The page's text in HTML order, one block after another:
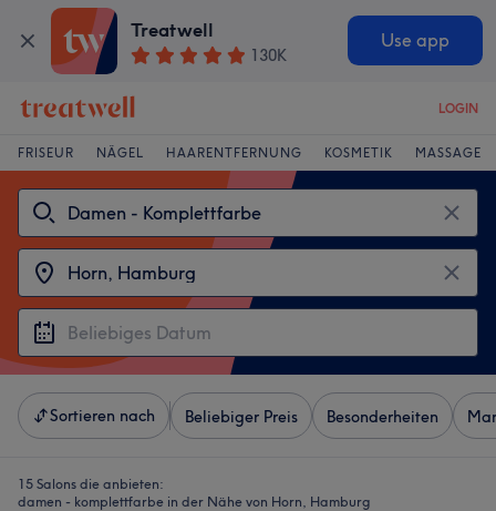
Treatwell
130K
Use app
LOGIN
FRISEUR NÄGEL HAARENTFERNUNG KOSMETIK MASSAGE
Sortieren nach Beliebiger Preis Besonderheiten
15 Salons die anbieten:
damen - komplettfarbe in der Nähe von Horn, Hamburg